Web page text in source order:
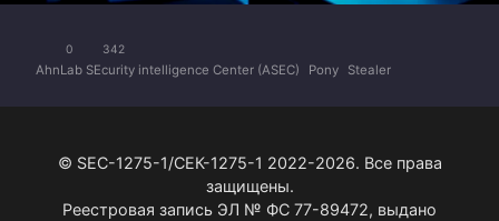
0 342
AhnLab SEcurity intelligence Center (ASEC) Pony Stealer
© SEC-1275-1/СЕК-1275-1 2022-2026. Все права
защищены.
Реестровая запись ЭЛ № ФС 77-89472, выдано